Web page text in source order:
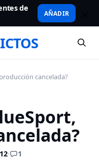
de
AÑADIR
cancelada?
· 1